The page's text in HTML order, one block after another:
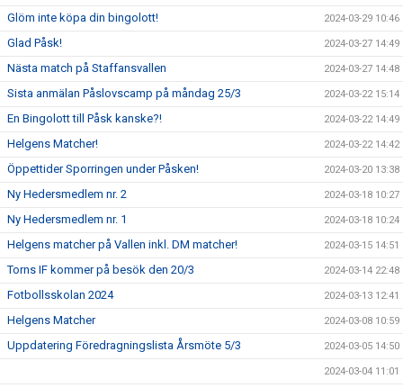
Glöm inte köpa din bingolott! 2024-03-29 10:46
Glad Påsk! 2024-03-27 14:49
Nästa match på Staffansvallen 2024-03-27 14:48
Sista anmälan Påslovscamp på måndag 25/3 2024-03-22 15:14
En Bingolott till Påsk kanske?! 2024-03-22 14:49
Helgens Matcher! 2024-03-22 14:42
Öppettider Sporringen under Påsken! 2024-03-20 13:38
Ny Hedersmedlem nr. 2 2024-03-18 10:27
Ny Hedersmedlem nr. 1 2024-03-18 10:24
Helgens matcher på Vallen inkl. DM matcher! 2024-03-15 14:51
Torns IF kommer på besök den 20/3 2024-03-14 22:48
Fotbollsskolan 2024 2024-03-13 12:41
Helgens Matcher 2024-03-08 10:59
Uppdatering Föredragningslista Årsmöte 5/3 2024-03-05 14:50
2024-03-04 11:01